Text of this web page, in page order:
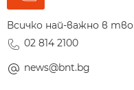
Всичко най-важно в
02 814 2100
news@bnt.bg